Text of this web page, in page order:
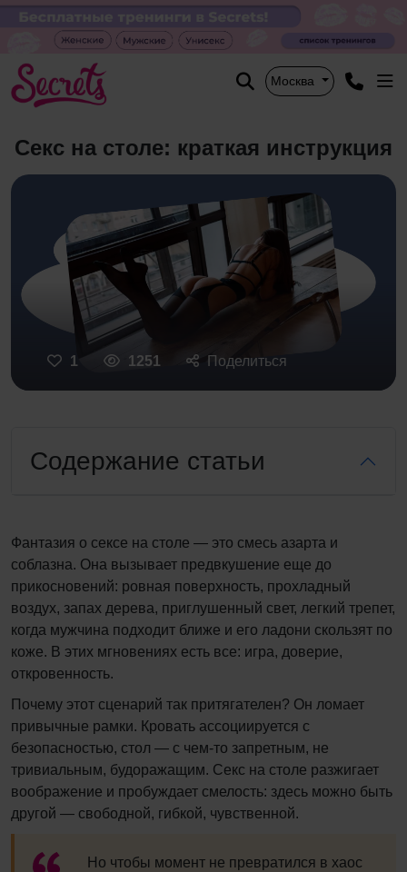
Москва
Cекс на столе: краткая инструкция
1 1251 Поделиться
Содержание статьи
Фантазия о сексe на столе — это смесь азарта и
соблазна. Она вызывает предвкушение еще до
прикосновений: ровная поверхность, прохладный
воздух, запах дерева, приглушенный свет, легкий трепет,
когда мужчина подходит ближе и его ладони скользят по
коже. В этих мгновениях есть все: игра, доверие,
откровенность.
Почему этот сценарий так притягателен? Он ломает
привычные рамки. Кровать ассоциируется с
безопасностью, стол — с чем-то запретным, не
тривиальным, будоражащим. Секс на столе разжигает
воображение и пробуждает смелость: здесь можно быть
другой — свободной, гибкой, чувственной.
Но чтобы момент не превратился в хаос